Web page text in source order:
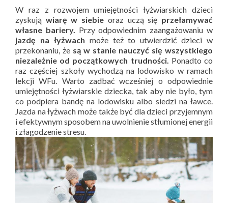
W raz z rozwojem umiejętności łyżwiarskich dzieci
zyskują wiarę w siebie oraz uczą się przełamywać
własne bariery. Przy odpowiednim zaangażowaniu w
jazdę na łyżwach może też to utwierdzić dzieci w
przekonaniu, że są w stanie nauczyć się wszystkiego
niezależnie od początkowych trudności. Ponadto co
raz częściej szkoły wychodzą na lodowisko w ramach
lekcji WFu. Warto zadbać wcześniej o odpowiednie
umiejętności łyżwiarskie dziecka, tak aby nie było, tym
co podpiera bandę na lodowisku albo siedzi na ławce.
Jazda na łyżwach może także być dla dzieci przyjemnym
i efektywnym sposobem na uwolnienie stłumionej energii
i złagodzenie stresu.